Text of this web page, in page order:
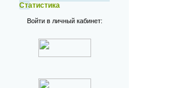
Статистика
Войти в личный кабинет: